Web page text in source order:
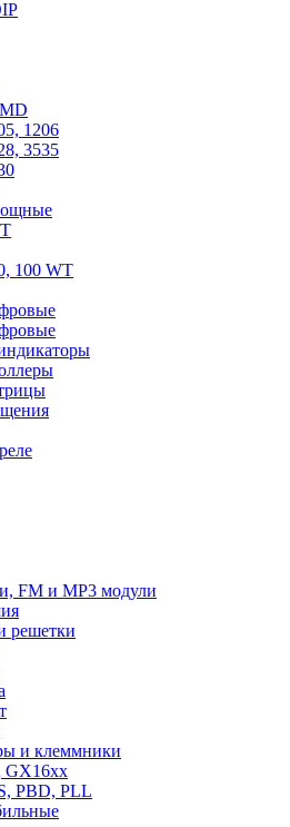
1206
3535
100 WT
FM и MP3 модули
решетки
и клеммники
GX16xx
PBD, PLL